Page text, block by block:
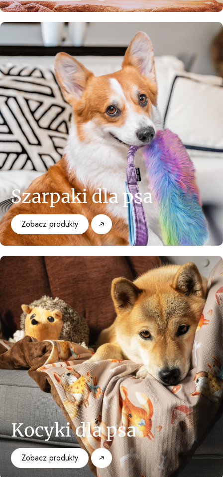
Szarpaki dla psa
Zobacz produkty
Kocyki dla psa
Zobacz produkty